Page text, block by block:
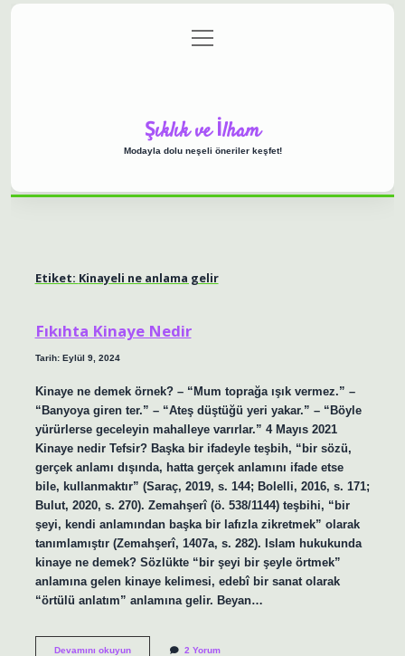
Gizlilik Politikası
menüyü
aç
Şıklık ve İlham
Modayla dolu neşeli öneriler keşfet!
Etiket: Kinayeli ne anlama gelir
Fıkıhta Kinaye Nedir
Tarih: Eylül 9, 2024
Kinaye ne demek örnek? – “Mum toprağa ışık vermez.” –
“Banyoya giren ter.” – “Ateş düştüğü yeri yakar.” – “Böyle
yürürlerse geceleyin mahalleye varırlar.” 4 Mayıs 2021
Kinaye nedir Tefsir? Başka bir ifadeyle teşbih, “bir sözü,
gerçek anlamı dışında, hatta gerçek anlamını ifade etse
bile, kullanmaktır” (Saraç, 2019, s. 144; Bolelli, 2016, s. 171;
Bulut, 2020, s. 270). Zemahşerî (ö. 538/1144) teşbihi, “bir
şeyi, kendi anlamından başka bir lafızla zikretmek” olarak
tanımlamıştır (Zemahşerî, 1407a, s. 282). Islam hukukunda
kinaye ne demek? Sözlükte “bir şeyi bir şeyle örtmek”
anlamına gelen kinaye kelimesi, edebî bir sanat olarak
“örtülü anlatım” anlamına gelir. Beyan…
Devamını okuyunFıkıhta
2 Yorum